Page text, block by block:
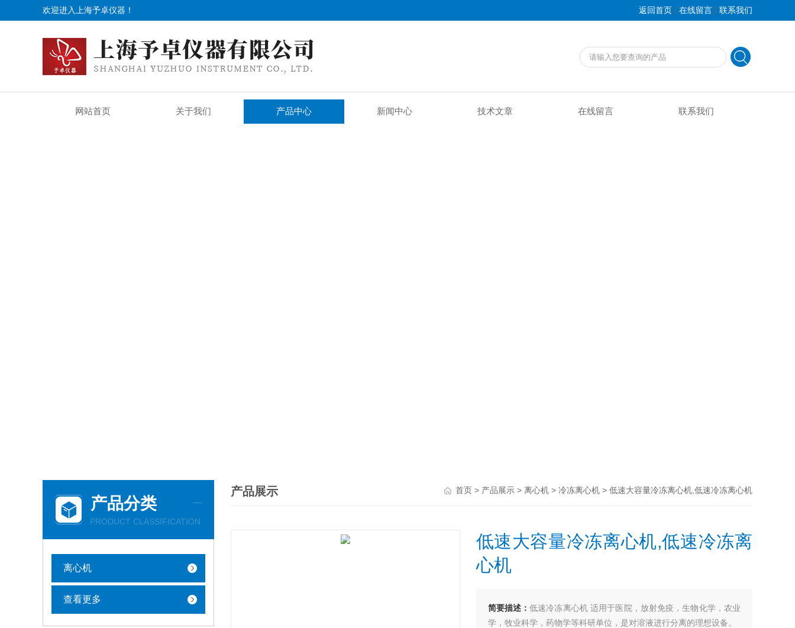
欢迎进入上海予卓仪器！ 返回首页 | 在线留言 | 联系我们
网站首页 关于我们 产品中心 新闻中心 技术文章 在线留言 联系我们
产品分类
PRODUCT CLASSIFICATION
离心机
查看更多
产品展示 首页 > 产品展示 > 离心机 > 冷冻离心机 > 低速大容量冷冻离心机,低速冷冻离心机
低速大容量冷冻离心机,低速冷冻离
心机
简要描述：低速冷冻离心机 适用于医院，放射免疫，生物化学，农业
学，牧业科学，药物学等科研单位，是对溶液进行分离的理想设备。